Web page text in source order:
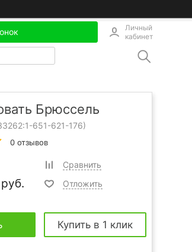
Личный
кабинет
Брюссель
1-651-621-176)
0 отзывов
руб.
Сравнить
Отложить
Купить в 1 клик